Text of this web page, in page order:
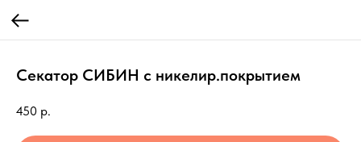
Секатор СИБИН с никелир.покрытием
450 р.